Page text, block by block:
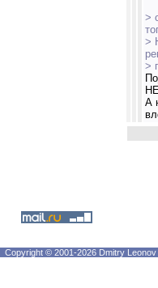
>
>
>
А
Copyright © 2001-2026 Dmitry Leonov